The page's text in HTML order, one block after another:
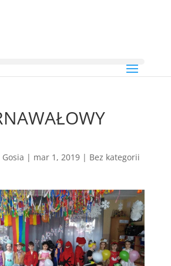
Gosia | mar 1, 2019| Bez kategorii